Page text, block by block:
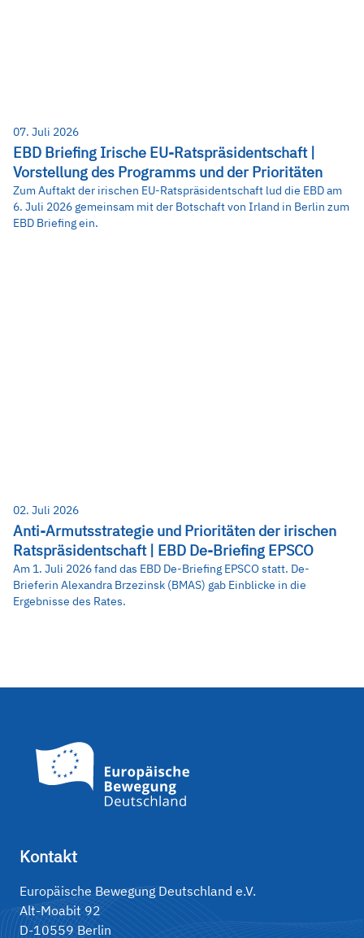
07. Juli 2026
EBD Briefing Irische EU-Ratspräsidentschaft |
Vorstellung des Programms und der Prioritäten
Zum Auftakt der irischen EU-Ratspräsidentschaft lud die EBD am
6. Juli 2026 gemeinsam mit der Botschaft von Irland in Berlin zum
EBD Briefing ein.
02. Juli 2026
Anti-Armutsstrategie und Prioritäten der irischen
Ratspräsidentschaft | EBD De-Briefing EPSCO
Am 1. Juli 2026 fand das EBD De-Briefing EPSCO statt. De-
Brieferin Alexandra Brzezinsk (BMAS) gab Einblicke in die
Ergebnisse des Rates.
Kontakt
Europäische Bewegung Deutschland e.V.
Alt-Moabit 92
D-10559 Berlin